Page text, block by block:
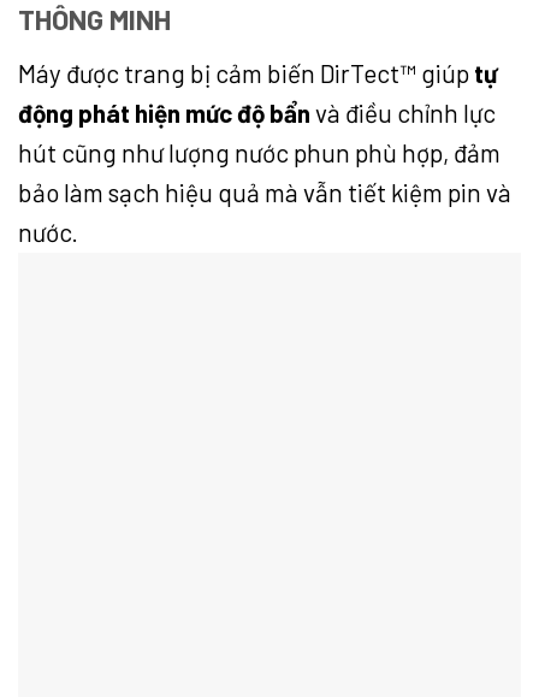
THÔNG MINH
Máy được trang bị cảm biến DirTect™ giúp tự
động phát hiện mức độ bẩn và điều chỉnh lực
hút cũng như lượng nước phun phù hợp, đảm
bảo làm sạch hiệu quả mà vẫn tiết kiệm pin và
nước.